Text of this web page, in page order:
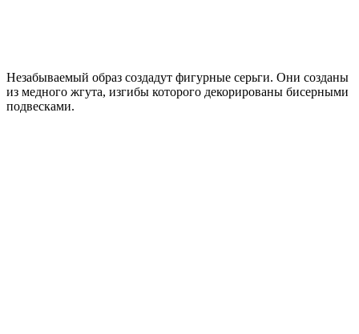
Незабываемый образ создадут фигурные серьги. Они созданы
из медного жгута, изгибы которого декорированы бисерными
подвесками.